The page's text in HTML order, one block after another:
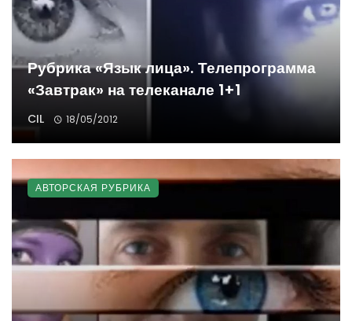
Рубрика «Язык лица». Телепрограмма
«Завтрак» на телеканале 1+1
CIL 18/05/2012
АВТОРСКАЯ РУБРИКА